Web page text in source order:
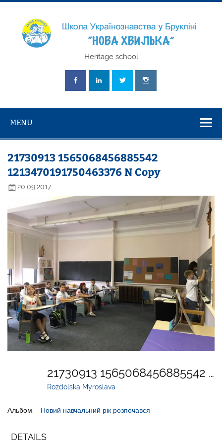
Skip
"Нова
Heritage school
MENU
21730913 1565068456885542
1213470191750463376 N Copy
20.09.2017
21730913 1565068456885542 1213470191750463376 N Copy
Rozdolska Myroslava
Альбом: Новий навчальний рік розпочався
DETAILS